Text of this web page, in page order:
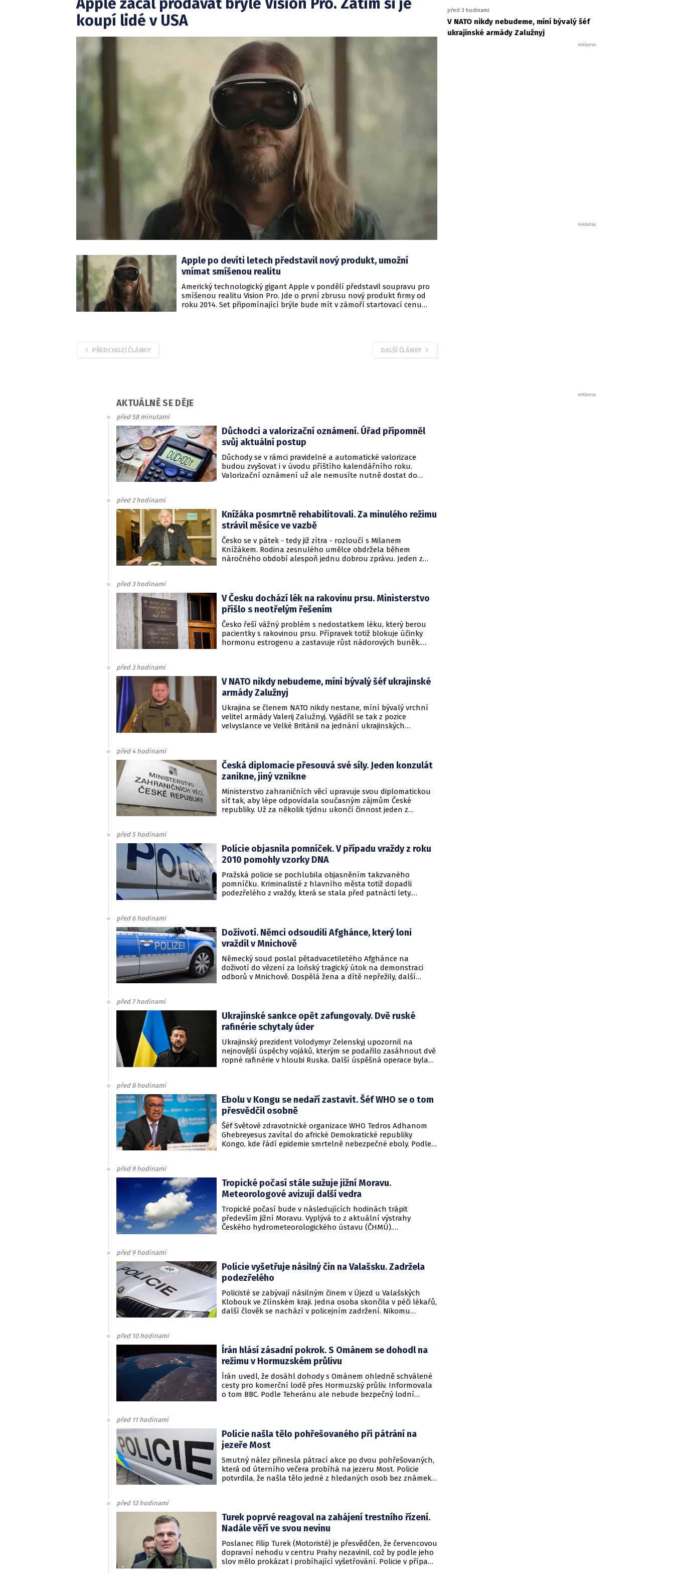
koupí lidé v USA
Apple po devíti letech představil nový produkt, umožní
vnímat smíšenou realitu
Americký technologický gigant Apple v pondělí představil soupravu pro
smíšenou realitu Vision Pro. Jde o první zbrusu nový produkt firmy od
roku 2014. Set připomínající brýle bude mít v zámoří startovací cenu
PŘEDCHOZÍ ČLÁNKY DALŠÍ ČLÁNKY
před 3 hodinami
V NATO nikdy nebudeme, míní bývalý šéf
ukrajinské armády Zalužnyj
AKTUÁLNĚ SE DĚJE
před 58 minutami
Důchodci a valorizační oznámení. Úřad připomněl
svůj aktuální postup
Důchody se v rámci pravidelné a automatické valorizace
budou zvyšovat i v úvodu příštího kalendářního roku.
Valorizační oznámení už ale nemusíte nutně dostat do
před 2 hodinami
Knížáka posmrtně rehabilitovali. Za minulého režimu
strávil měsíce ve vazbě
Česko se v pátek - tedy již zítra - rozloučí s Milanem
Knížákem. Rodina zesnulého umělce obdržela během
náročného období alespoň jednu dobrou zprávu. Jeden z
před 3 hodinami
V Česku dochází lék na rakovinu prsu. Ministerstvo
přišlo s neotřelým řešením
Česko řeší vážný problém s nedostatkem léku, který berou
pacientky s rakovinou prsu. Přípravek totiž blokuje účinky
hormonu estrogenu a zastavuje růst nádorových buněk.
před 3 hodinami
V NATO nikdy nebudeme, míní bývalý šéf ukrajinské
armády Zalužnyj
Ukrajina se členem NATO nikdy nestane, míní bývalý vrchní
velitel armády Valerij Zalužnyj. Vyjádřil se tak z pozice
velvyslance ve Velké Británii na jednání ukrajinských
před 4 hodinami
Česká diplomacie přesouvá své síly. Jeden konzulát
zanikne, jiný vznikne
Ministerstvo zahraničních věcí upravuje svou diplomatickou
síť tak, aby lépe odpovídala současným zájmům České
republiky. Už za několik týdnu ukončí činnost jeden z
před 5 hodinami
Policie objasnila pomníček. V případu vraždy z roku
2010 pomohly vzorky DNA
Pražská policie se pochlubila objasněním takzvaného
pomníčku. Kriminalisté z hlavního města totiž dopadli
podezřelého z vraždy, která se stala před patnácti lety.
před 6 hodinami
Doživotí. Němci odsoudili Afghánce, který loni
vraždil v Mnichově
Německý soud poslal pětadvacetiletého Afghánce na
doživotí do vězení za loňský tragický útok na demonstraci
odborů v Mnichově. Dospělá žena a dítě nepřežily, další
před 7 hodinami
Ukrajinské sankce opět zafungovaly. Dvě ruské
rafinérie schytaly úder
Ukrajinský prezident Volodymyr Zelenskyj upozornil na
nejnovější úspěchy vojáků, kterým se podařilo zasáhnout dvě
ropné rafinérie v hloubi Ruska. Další úspěšná operace byla
před 8 hodinami
Ebolu v Kongu se nedaří zastavit. Šéf WHO se o tom
přesvědčil osobně
Šéf Světové zdravotnické organizace WHO Tedros Adhanom
Ghebreyesus zavítal do africké Demokratické republiky
Kongo, kde řádí epidemie smrtelně nebezpečné eboly. Podle
před 9 hodinami
Tropické počasí stále sužuje jižní Moravu.
Meteorologové avizují další vedra
Tropické počasí bude v následujících hodinách trápit
především jižní Moravu. Vyplývá to z aktuální výstrahy
Českého hydrometeorologického ústavu (ČHMÚ).
před 9 hodinami
Policie vyšetřuje násilný čin na Valašsku. Zadržela
podezřelého
Policisté se zabývají násilným činem v Újezd u Valašských
Klobouk ve Zlínském kraji. Jedna osoba skončila v péči lékařů,
další člověk se nachází v policejním zadržení. Nikomu
před 10 hodinami
Írán hlásí zásadní pokrok. S Ománem se dohodl na
režimu v Hormuzském průlivu
Írán uvedl, že dosáhl dohody s Ománem ohledně schválené
cesty pro komerční lodě přes Hormuzský průliv. Informovala
o tom BBC. Podle Teheránu ale nebude bezpečný lodní
před 11 hodinami
Policie našla tělo pohřešovaného při pátrání na
jezeře Most
Smutný nález přinesla pátrací akce po dvou pohřešovaných,
která od úterního večera probíhá na jezeru Most. Policie
potvrdila, že našla tělo jedné z hledaných osob bez známek
před 12 hodinami
Turek poprvé reagoval na zahájení trestního řízení.
Nadále věří ve svou nevinu
Poslanec Filip Turek (Motoristé) je přesvědčen, že červencovou
dopravní nehodu v centru Prahy nezavinil, což by podle jeho
slov mělo prokázat i probíhající vyšetřování. Policie v případu